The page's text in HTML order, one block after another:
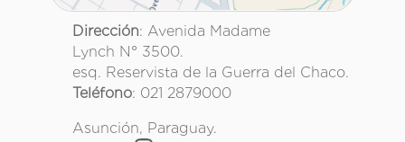
Dirección: Avenida Madame
Lynch N° 3500.
esq. Reservista de la Guerra del Chaco.
Teléfono: 021 2879000
Asunción, Paraguay.